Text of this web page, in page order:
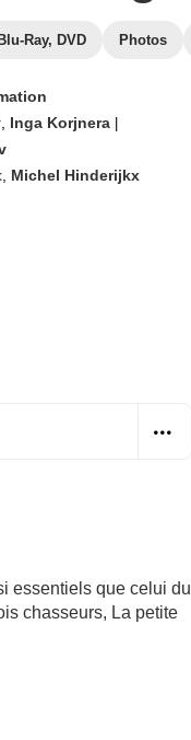
Blu-Ray, DVD Photos
Inga Korjnera
Michel Hinderijkx
essentiels que celui du
chasseurs, La petite